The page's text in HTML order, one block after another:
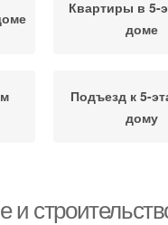
Квартиры в 5-
доме
Подъезд к 5-
дому
и